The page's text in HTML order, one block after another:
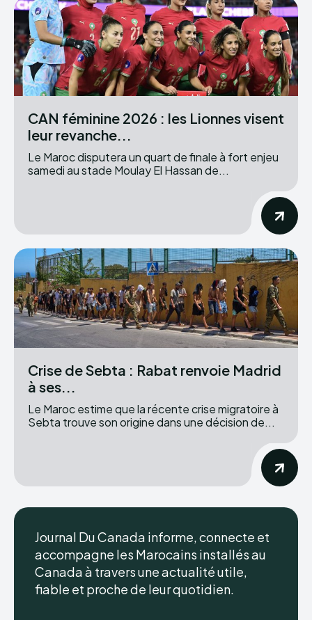
CAN féminine 2026 : les Lionnes visent
leur revanche...
Le Maroc disputera un quart de finale à fort enjeu
samedi au stade Moulay El Hassan de...
Crise de Sebta : Rabat renvoie Madrid
à ses...
Le Maroc estime que la récente crise migratoire à
Sebta trouve son origine dans une décision de...
Journal Du Canada informe, connecte et
accompagne les Marocains installés au
Canada à travers une actualité utile,
fiable et proche de leur quotidien.